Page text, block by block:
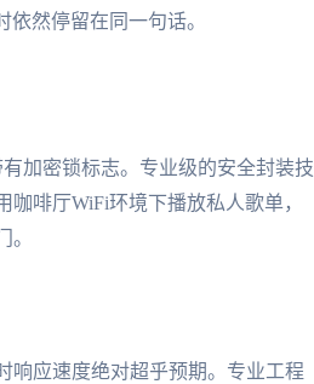
然停留在同一句话。
加密锁标志。专业级的安全封装技
啡厅WiFi环境下播放私人歌单，
响应速度绝对超乎预期。专业工程